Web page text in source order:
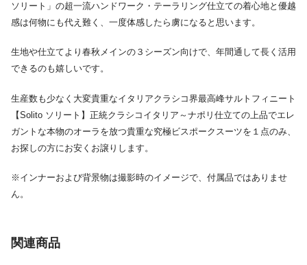
ソリート」の超一流ハンドワーク・テーラリング仕立ての着心地と優越
感は何物にも代え難く、一度体感したら虜になると思います。
生地や仕立てより春秋メインの３シーズン向けで、年間通して長く活用
できるのも嬉しいです。
生産数も少なく大変貴重なイタリアクラシコ界最高峰サルトフィニート
【Solito ソリート】正統クラシコイタリア～ナポリ仕立ての上品でエレ
ガントな本物のオーラを放つ貴重な究極ビスポークスーツを１点のみ、
お探しの方にお安くお譲りします。
※インナーおよび背景物は撮影時のイメージで、付属品ではありませ
ん。
関連商品